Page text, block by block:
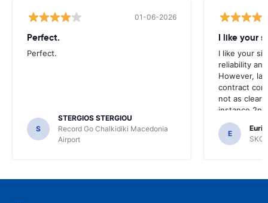
01-06-2026
Perfect.
Perfect.
S
STERGIOS STERGIOU
Record Go Chalkidiki Macedonia
Airport
I like your
I like your
reliability
However,
contract
not as clear
instance
the most
your site.
E
SKG